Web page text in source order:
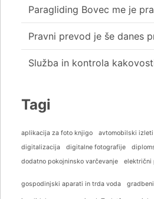
Paragliding Bovec me je
Pravni prevod je še danes
Služba in kontrola
Tagi
aplikacija za foto knjigo avtomobilski izleti
digitalizacija
digitalne fotografije
dodatno pokojninsko varčevanje
električni
gospodinjski aparati in trda voda